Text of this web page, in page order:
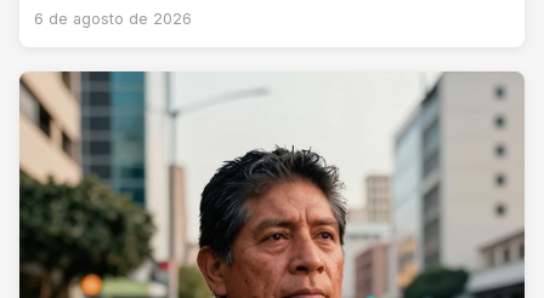
6 de agosto de 2026